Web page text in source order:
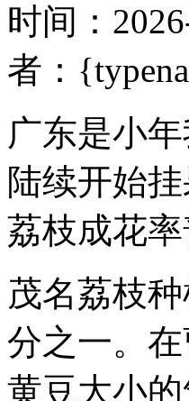
时间：
者：
广东是小
陆续开始
荔枝成花
茂名荔枝
分之一。
黄豆大小